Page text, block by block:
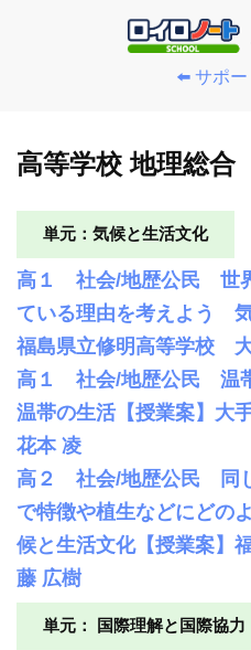
⬅️ サポー
高等学校 地理総合
単元：気候と生活文化
高１ 社会/地歴公民 世
ている理由を考えよう 気
福島県立修明高等学校
高１ 社会/地歴公民 温
温帯の生活【授業案】大
花本 凌
高２ 社会/地歴公民 同
で特徴や植生などにど
候と生活文化【授業案】
藤 広樹
単元： 国際理解と国際協力